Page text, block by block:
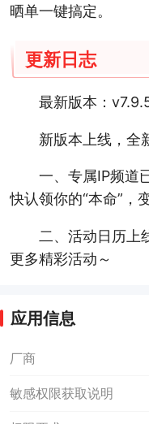
晒单一键搞定。
更新日志
最新版本：
新版本上线，全
一、专属IP频道
快认领你的“本命”，
二、活动日历上
更多精彩活动～
应用信息
厂商
敏感权限获取说明